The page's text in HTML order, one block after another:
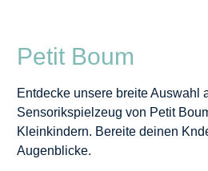
Petit Boum
Entdecke unsere breite Auswahl
Sensorikspielzeug von Petit
Kleinkindern. Bereite deinen
Augenblicke.